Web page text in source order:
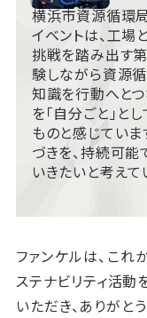
横浜市資源循環
イベントは、工
挑戦を踏み出す
験しながら資源循
知識を行動へと
を「自分ごと」と
ものと感じてい
づきを、持続可
いきたいと考えて
ファンケルは、これ
ステナビリティ活動
いただき、ありがと